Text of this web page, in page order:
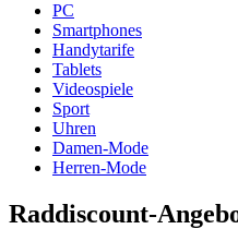
PC
Smartphones
Handytarife
Tablets
Videospiele
Sport
Uhren
Damen-Mode
Herren-Mode
Raddiscount-